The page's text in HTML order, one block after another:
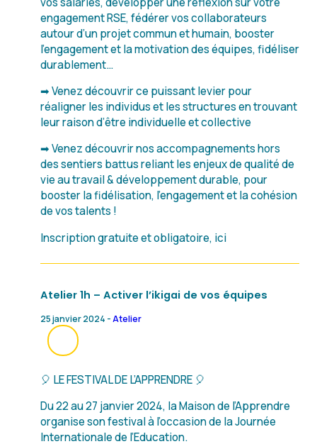
engagement RSE, fédérer vos collaborateurs
autour d’un projet commun et humain, booster
l’engagement et la motivation des équipes, fidéliser
durablement…
➡ Venez découvrir ce puissant levier pour
réaligner les individus et les structures en trouvant
leur raison d’être individuelle et collective
➡ Venez découvrir nos accompagnements hors
des sentiers battus reliant les enjeux de qualité de
vie au travail & développement durable, pour
booster la fidélisation, l’engagement et la cohésion
de vos talents !
Inscription gratuite et obligatoire, ici
Atelier 1h – Activer l’ikigai de vos équipes
25 janvier 2024 -Atelier
🎈 LE FESTIVAL DE L’APPRENDRE 🎈
Du 22 au 27 janvier 2024, la Maison de l’Apprendre
organise son festival à l’occasion de la Journée
Internationale de l’Education.